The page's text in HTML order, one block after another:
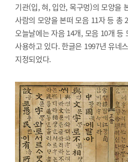
기관(입, 혀, 입안, 목구멍)의 모양을
사람의 모양을 본떠 모음 11자 등 총
오늘날에는 자음 14개, 모음 10개 등
사용하고 있다. 한글은 1997년 유네
지정되었다.